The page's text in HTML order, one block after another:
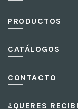
PRODUCTOS
CATÁLOGOS
CONTACTO
¿QUERES